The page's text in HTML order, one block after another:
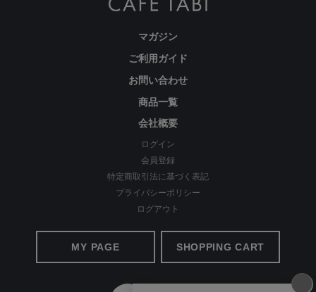
繊維のまちで福山で、年54万本のパンツ
マガジン
ご利用ガイド
お問い合わせ
商品一覧
会社概要
ログイン
会員登録
特定商取引法に基づく表記
プライバシーポリシー
ログアウト
MY PAGE SHOPPING CART